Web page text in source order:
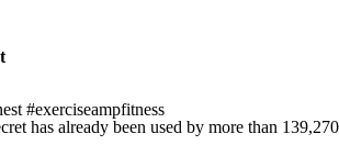
#exerciseampfitness
has already been used by more than 139,270